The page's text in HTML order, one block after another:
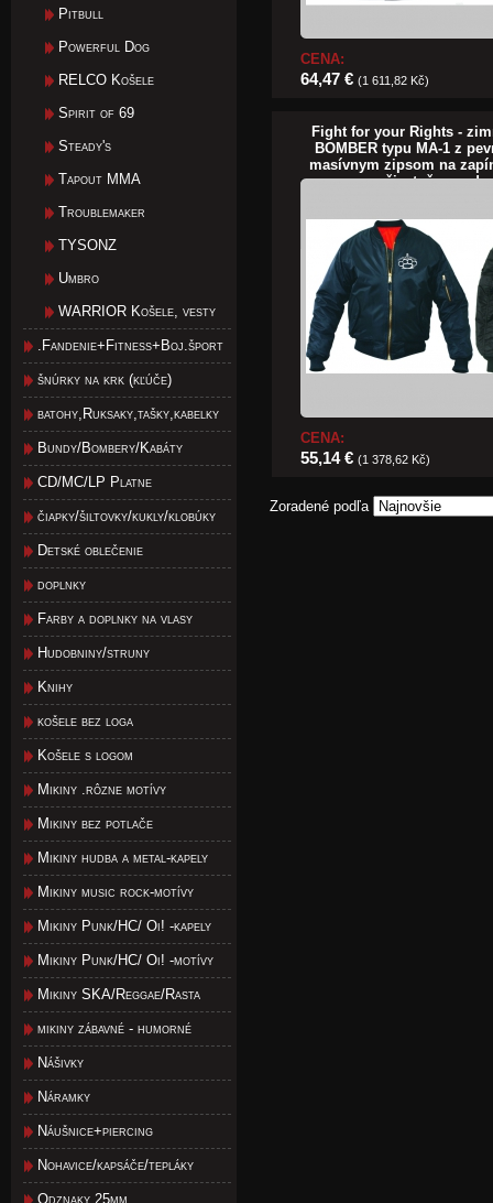
Pitbull
Powerful Dog
RELCO Košele
Spirit of 69
Steady's
Tapout MMA
Troublemaker
TYSONZ
Umbro
WARRIOR Košele, vesty
.Fandenie+Fitness+Boj.šport
šnúrky na krk (kľúče)
batohy,Ruksaky,tašky,kabelky
Bundy/Bombery/Kabáty
CD/MC/LP Platne
čiapky/šiltovky/kukly/klobúky
Detské oblečenie
doplnky
Farby a doplnky na vlasy
Hudobniny/struny
Knihy
košele bez loga
Košele s logom
Mikiny .rôzne motívy
Mikiny bez potlače
Mikiny hudba a metal-kapely
Mikiny music rock-motívy
Mikiny Punk/HC/ Oi! -kapely
Mikiny Punk/HC/ Oi! -motívy
Mikiny SKA/Reggae/Rasta
mikiny zábavné - humorné
Nášivky
Náramky
Náušnice+piercing
Nohavice/kapsáče/tepláky
Odznaky 25mm
CENA:
64,47 € (1 611,82 Kč)
Fight for your Rights -
BOMBER typu MA-1 z
masívnym zipsom na
čiastočne
CENA:
55,14 € (1 378,62 Kč)
Zoradené podľa